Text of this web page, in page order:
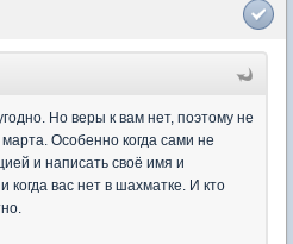
Но веры к вам нет, поэтому не
Особенно когда сами не
и написать своё имя и
когда вас нет в шахматке. И кто